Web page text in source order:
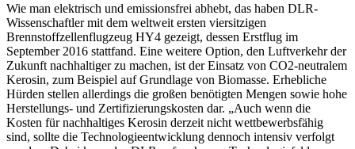
Wie man elektrisch und emissionsfrei abhebt, das haben DLR-
Wissenschaftler mit dem weltweit ersten viersitzigen
Brennstoffzellenflugzeug HY4 gezeigt, dessen Erstflug im
September 2016 stattfand. Eine weitere Option, den Luftverkehr der
Zukunft nachhaltiger zu machen, ist der Einsatz von CO2-neutralem
Kerosin, zum Beispiel auf Grundlage von Biomasse. Erhebliche
Hürden stellen allerdings die großen benötigten Mengen sowie hohe
Herstellungs- und Zertifizierungskosten dar. „Auch wenn die
Kosten für nachhaltiges Kerosin derzeit nicht wettbewerbsfähig
sind, sollte die Technologieentwicklung dennoch intensiv verfolgt